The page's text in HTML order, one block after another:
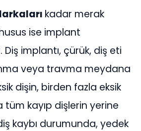
kadar merak
ise implant
Diş implantı, çürük, diş eti
veya travma meydana
dişin, birden fazla eksik
kayıp dişlerin yerine
kaybı durumunda, yedek